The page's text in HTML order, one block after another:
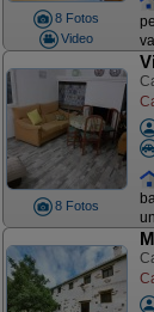
8 Fotos
Video
8 Fotos